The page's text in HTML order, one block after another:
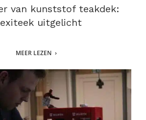
van kunststof teakdek:
uitgelicht
MEER LEZEN